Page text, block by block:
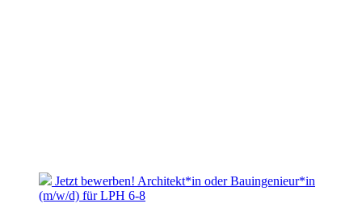
Jetzt bewerben! Architekt*in oder Bauingenieur*in
(m/w/d) für LPH 6-8